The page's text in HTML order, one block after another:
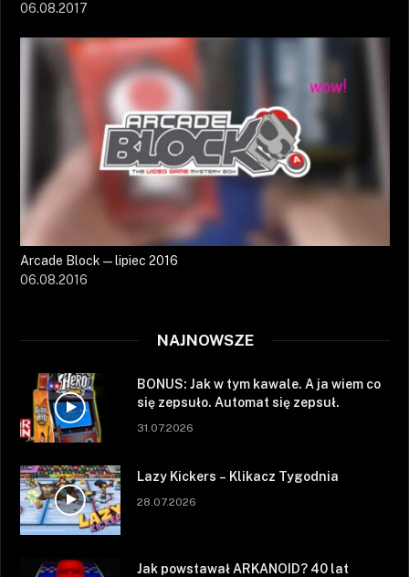
06.08.2017
Arcade Block — lipiec 2016
06.08.2016
NAJNOWSZE
BONUS: Jak w tym kawale. A ja wiem co
się zepsuło. Automat się zepsuł.
31.07.2026
Lazy Kickers – Klikacz Tygodnia
28.07.2026
Jak powstawał ARKANOID? 40 lat